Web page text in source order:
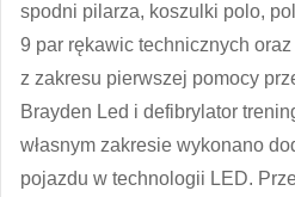
spodni pilarza, koszulki polo,
9 par rękawic technicznych
z zakresu pierwszej pomocy
Brayden Led i defibrylator
własnym zakresie wykonano
pojazdu w technologii LED.